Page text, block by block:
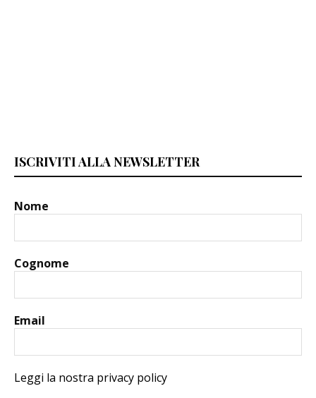
ISCRIVITI ALLA NEWSLETTER
Nome
Cognome
Email
Leggi la nostra privacy policy